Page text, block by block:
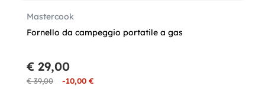
Mastercook
Fornello da campeggio portatile a gas
€ 39,00 -10,00 €
€ 29,00